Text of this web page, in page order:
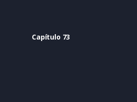
Capítulo 73